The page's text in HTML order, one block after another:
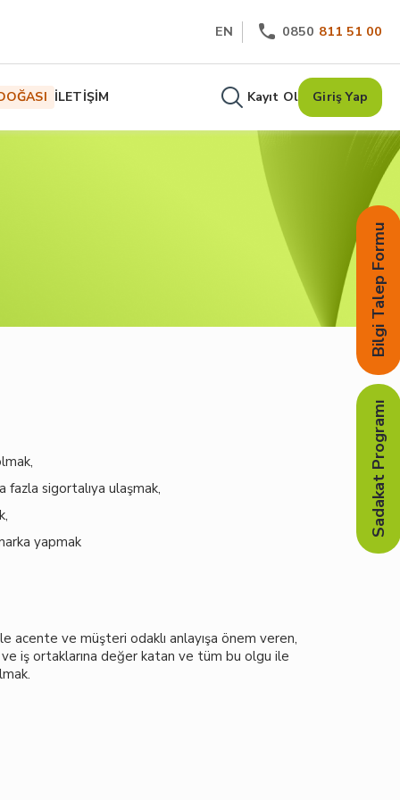
EN 0850 811 51 00
İLETİŞİM Kayıt Ol Giriş Yap
fazla sigortalıya ulaşmak,
yapmak
acente ve müşteri odaklı anlayışa önem veren,
ve iş ortaklarına değer katan ve tüm bu olgu ile
Bilgi Talep Formu
Sadakat Programı